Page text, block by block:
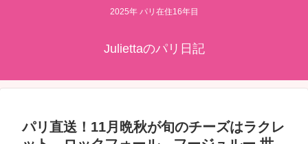
2025年 パリ在住16年目
Juliettaのパリ日記
パリ直送！11月晩秋が旬のチーズはラクレ